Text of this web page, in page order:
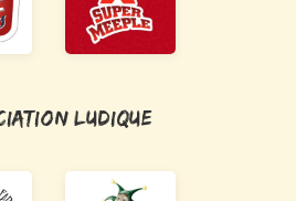
ludique